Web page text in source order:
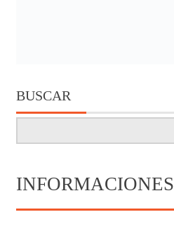
BUSCAR
INFORMACIONES